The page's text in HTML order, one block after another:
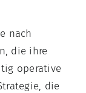
nach
die ihre
operative
die